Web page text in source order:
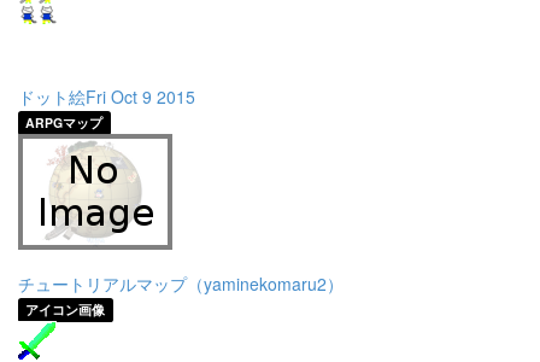
ドット絵Fri Oct 9 2015
ARPGマップ
チュートリアルマップ（yaminekomaru2）
アイコン画像